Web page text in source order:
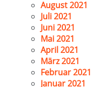
August 2021
Juli 2021
Juni 2021
Mai 2021
April 2021
März 2021
Februar 2021
Januar 2021